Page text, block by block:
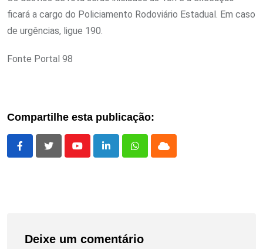
ficará a cargo do Policiamento Rodoviário Estadual. Em caso
de urgências, ligue 190.
Fonte Portal 98
Compartilhe esta publicação:
YoutubeLinkedInWhatsappCloud
Deixe um comentário